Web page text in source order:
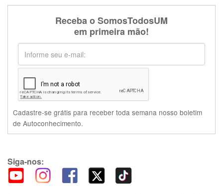
Receba o SomosTodosUM
em primeira mão!
Cadastre-se grátis para receber toda semana nosso boletim
de Autoconhecimento.
Siga-nos: